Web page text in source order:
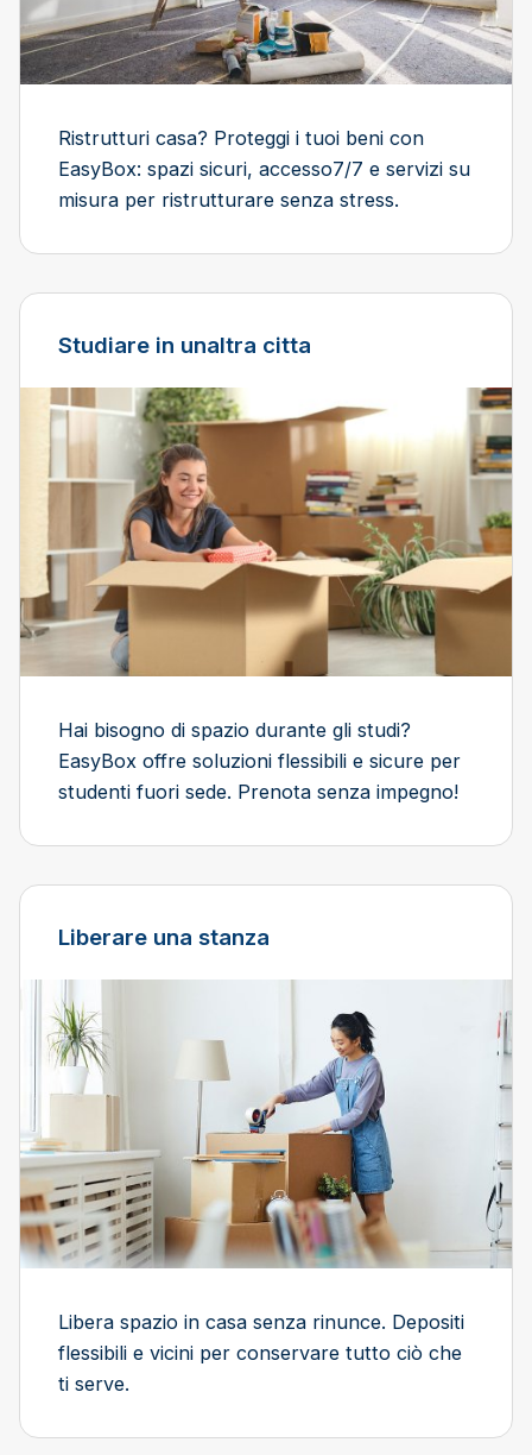
Ristrutturi casa? Proteggi i tuoi beni con
EasyBox: spazi sicuri, accesso7/7 e servizi su
misura per ristrutturare senza stress.
Studiare in unaltra citta
Hai bisogno di spazio durante gli studi?
EasyBox offre soluzioni flessibili e sicure per
studenti fuori sede. Prenota senza impegno!
Liberare una stanza
Libera spazio in casa senza rinunce. Depositi
flessibili e vicini per conservare tutto ciò che
ti serve.